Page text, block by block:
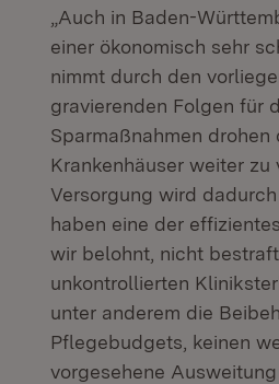
„Auch in Baden-
einer ökonomisch sehr
nimmt durch den
gravierenden Folgen für
Sparmaßnahmen
Krankenhäuser weiter
Versorgung wird
haben eine der
wir belohnt, nicht
unkontrollierten
unter anderem die
Pflegebudgets, keinen
vorgesehene